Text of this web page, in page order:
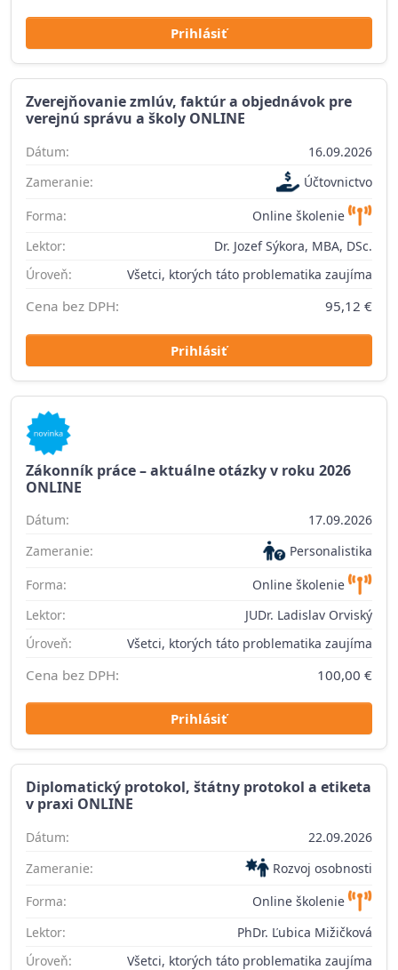
Prihlásiť
Zverejňovanie zmlúv, faktúr a objednávok pre
verejnú správu a školy ONLINE
Dátum:
16.09.2026
Zameranie:
Účtovnictvo
Forma:
Online školenie
Lektor:
Dr. Jozef Sýkora, MBA, DSc.
Úroveň:
Všetci, ktorých táto problematika zaujíma
Cena bez DPH: 95,12 €
Prihlásiť
Zákonník práce – aktuálne otázky v roku 2026
ONLINE
Dátum:
17.09.2026
Zameranie:
Personalistika
Forma:
Online školenie
Lektor:
JUDr. Ladislav Orviský
Úroveň:
Všetci, ktorých táto problematika zaujíma
Cena bez DPH: 100,00 €
Prihlásiť
Diplomatický protokol, štátny protokol a etiketa
v praxi ONLINE
Dátum:
22.09.2026
Zameranie:
Rozvoj osobnosti
Forma:
Online školenie
Lektor:
PhDr. Ľubica Mižičková
Úroveň:
Všetci, ktorých táto problematika zaujíma